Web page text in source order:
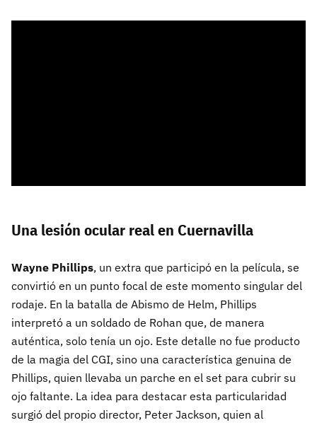
Una lesión ocular real en Cuernavilla
Wayne Phillips, un extra que participó en la película, se
convirtió en un punto focal de este momento singular del
rodaje. En la batalla de Abismo de Helm, Phillips
interpretó a un soldado de Rohan que, de manera
auténtica, solo tenía un ojo. Este detalle no fue producto
de la magia del CGI, sino una característica genuina de
Phillips, quien llevaba un parche en el set para cubrir su
ojo faltante. La idea para destacar esta particularidad
surgió del propio director, Peter Jackson, quien al